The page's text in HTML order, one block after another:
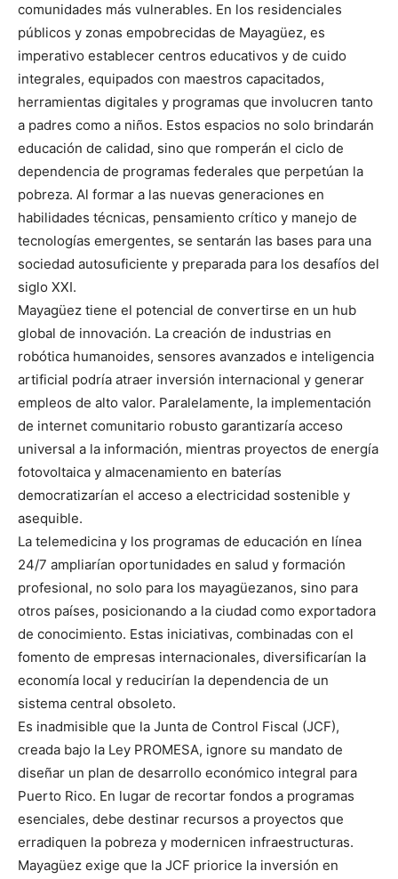
comunidades más vulnerables. En los residenciales
públicos y zonas empobrecidas de Mayagüez, es
imperativo establecer centros educativos y de cuido
integrales, equipados con maestros capacitados,
herramientas digitales y programas que involucren tanto
a padres como a niños. Estos espacios no solo brindarán
educación de calidad, sino que romperán el ciclo de
dependencia de programas federales que perpetúan la
pobreza. Al formar a las nuevas generaciones en
habilidades técnicas, pensamiento crítico y manejo de
tecnologías emergentes, se sentarán las bases para una
sociedad autosuficiente y preparada para los desafíos del
siglo XXI.
Mayagüez tiene el potencial de convertirse en un hub
global de innovación. La creación de industrias en
robótica humanoides, sensores avanzados e inteligencia
artificial podría atraer inversión internacional y generar
empleos de alto valor. Paralelamente, la implementación
de internet comunitario robusto garantizaría acceso
universal a la información, mientras proyectos de energía
fotovoltaica y almacenamiento en baterías
democratizarían el acceso a electricidad sostenible y
asequible.
La telemedicina y los programas de educación en línea
24/7 ampliarían oportunidades en salud y formación
profesional, no solo para los mayagüezanos, sino para
otros países, posicionando a la ciudad como exportadora
de conocimiento. Estas iniciativas, combinadas con el
fomento de empresas internacionales, diversificarían la
economía local y reducirían la dependencia de un
sistema central obsoleto.
Es inadmisible que la Junta de Control Fiscal (JCF),
creada bajo la Ley PROMESA, ignore su mandato de
diseñar un plan de desarrollo económico integral para
Puerto Rico. En lugar de recortar fondos a programas
esenciales, debe destinar recursos a proyectos que
erradiquen la pobreza y modernicen infraestructuras.
Mayagüez exige que la JCF priorice la inversión en